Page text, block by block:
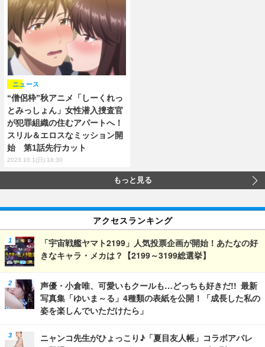
“僧侶枠”秋アニメ「しーくれっ
とみっしょん」女性潜入捜査官
が犯罪組織の住むアパートへ！
スリル＆エロスなミッション開
始 第1話先行カット
ニュース
2023.10.1(日) 18:30
もっと見る
アクセスランキング
「宇宙戦艦ヤマト2199」人気投票企画が開始！あたなの好
きなキャラ・メカは？【2199～3199総選挙】
声優・小倉唯、可愛いもクールも…どっちも好きだ!! 最新
写真集「ゆいま～る」4種類の表紙を公開！「成長した私の
姿を楽しんでいただけたら」
ニャンコ先生がひょっこり♪「夏目友人帳」コラボアパレ